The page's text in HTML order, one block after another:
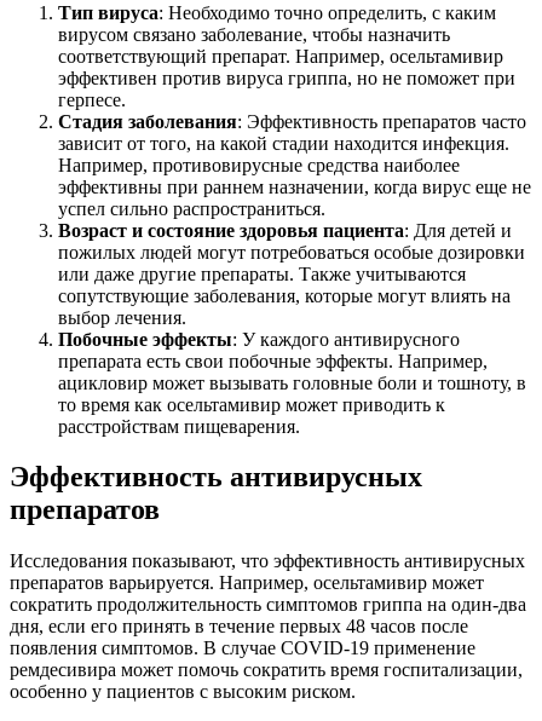
Тип вируса: Необходимо точно определить, с каким
вирусом связано заболевание, чтобы назначить
соответствующий препарат. Например, осельтамивир
эффективен против вируса гриппа, но не поможет при
герпесе.
Стадия заболевания: Эффективность препаратов часто
зависит от того, на какой стадии находится инфекция.
Например, противовирусные средства наиболее
эффективны при раннем назначении, когда вирус еще не
успел сильно распространиться.
Возраст и состояние здоровья пациента: Для детей и
пожилых людей могут потребоваться особые дозировки
или даже другие препараты. Также учитываются
сопутствующие заболевания, которые могут влиять на
выбор лечения.
Побочные эффекты: У каждого антивирусного
препарата есть свои побочные эффекты. Например,
ацикловир может вызывать головные боли и тошноту, в
то время как осельтамивир может приводить к
расстройствам пищеварения.
Эффективность антивирусных
препаратов
Исследования показывают, что эффективность антивирусных
препаратов варьируется. Например, осельтамивир может
сократить продолжительность симптомов гриппа на один-два
дня, если его принять в течение первых 48 часов после
появления симптомов. В случае COVID-19 применение
ремдесивира может помочь сократить время госпитализации,
особенно у пациентов с высоким риском.